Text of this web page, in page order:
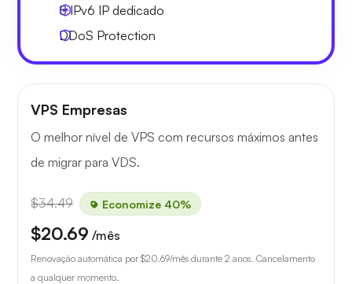
8 IPv6 IP dedicado
DDoS Protection
VPS Empresas
O melhor nível de VPS com recursos máximos antes
de migrar para VDS.
$34.49 Economize 40%
$20.69 /mês
Renovação automática por $20.69/mês durante 2 anos. Cancelamento
a qualquer momento.